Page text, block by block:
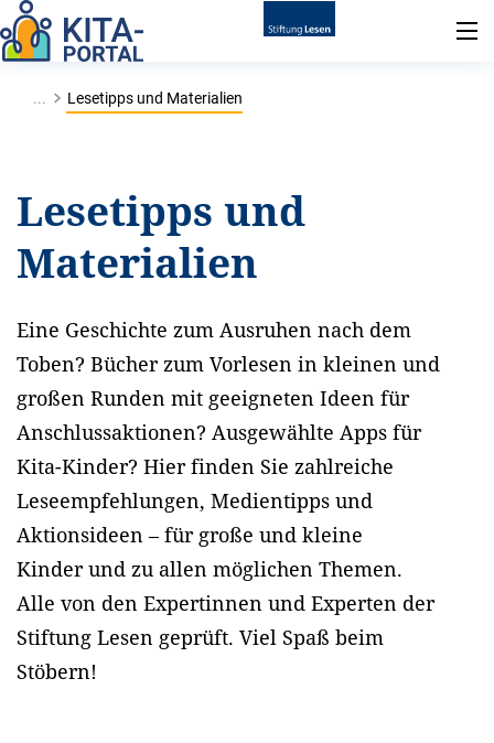
... Lesetipps und Materialien
Lesetipps und
Materialien
Eine Geschichte zum Ausruhen nach dem
Toben? Bücher zum Vorlesen in kleinen und
großen Runden mit geeigneten Ideen für
Anschlussaktionen? Ausgewählte Apps für
Kita-Kinder? Hier finden Sie zahlreiche
Leseempfehlungen, Medientipps und
Aktionsideen – für große und kleine
Kinder und zu allen möglichen Themen.
Alle von den Expertinnen und Experten der
Stiftung Lesen geprüft. Viel Spaß beim
Stöbern!